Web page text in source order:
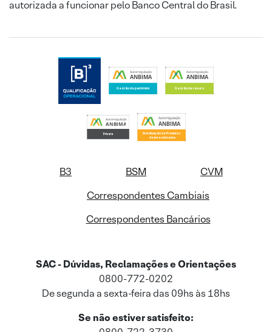
autorizada a funcionar pelo Banco Central do Brasil.
B3 BSM
CVM
Correspondentes Cambiais
Correspondentes Bancários
SAC - Dúvidas, Reclamações e Orientações
0800-772-0202
De segunda a sexta-feira das 09hs às 18hs
Se não estiver satisfeito: